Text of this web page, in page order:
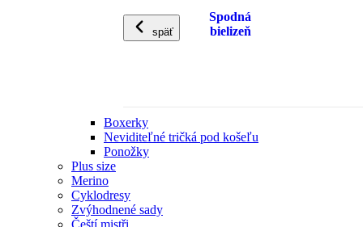
späť
Spodná
bielizeň
Boxerky
Neviditeľné tričká pod košeľu
Ponožky
Plus size
Merino
Cyklodresy
Zvýhodnené sady
Čeští mistři